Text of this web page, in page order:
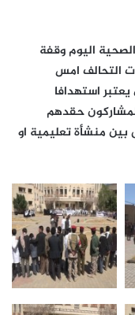
اليوم وقفة
التحالف امس
استهدافا
حقدهم
بين منشأة تعليمية او